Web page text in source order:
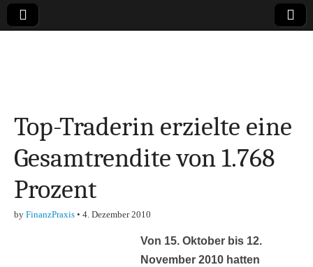
Finanzen,
Marketing-, Vertrieb-
& Investment-Tipps
Top-Traderin erzielte eine
Gesamtrendite von 1.768
Prozent
by FinanzPraxis • 4. Dezember 2010
Von 15. Oktober bis 12.
November 2010 hatten